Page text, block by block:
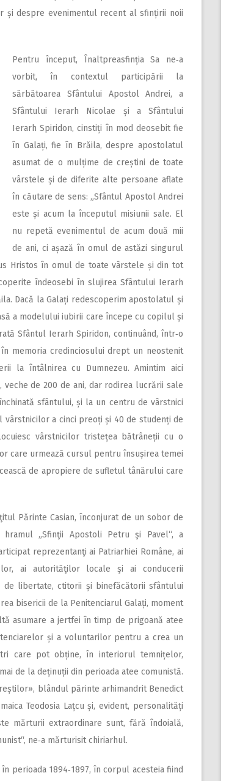
și despre evenimentul recent al sfințirii noii
Pentru început, Înaltprea­sfin­ția Sa ne‑a
vorbit, în contextul participării la
sărbătoarea Sfântului Apostol Andrei, a
Sfântului Ierarh Nicolae și a Sfântului
Ierarh Spiridon, cinstiți în mod deosebit fie
în Galați, fie în Brăila, despre apostolatul
asumat de o mulțime de creștini de toate
vârstele și de diferite alte persoane aflate
în căutare de sens: „Sfântul Apostol Andrei
este și acum la începutul misiunii sale. El
nu repetă evenimentul de acum două mii
de ani, ci așază în omul de astăzi singurul
Hristos în omul de toate vârstele și din tot
îndeosebi în slujirea Sfântului Ierarh
Dacă la Galați redescoperim apostolatul și
a modelului iubirii care începe cu copilul și
Sfântul Ierarh Spiridon, continuând, într‑o
memoria credinciosului drept un neostenit
la întâlnirea cu Dumnezeu. Amintim aici
de 200 de ani, dar rodirea lucrării sale
sfântului, și la un centru de vârstnici
a cinci preoți și 40 de studenți de
vârstnicilor tristețea bătrâneții cu o
care urmează cursul pentru însușirea temei
de apropiere de sufletul tânărului care
Părinte Casian, înconjurat de un sobor de
„Sfinţii Apostoli Petru şi Pavel“, a
reprezentanţi ai Patriarhiei Române, ai
ai autorităţilor locale şi ai conducerii
de libertate, ctitorii și binefăcătorii sfântului
bisericii de la Penitenciarul Galați, moment
asumare a jertfei în timp de prigoană atee
și a voluntarilor pentru a crea un
care pot obține, în interiorul temnițelor,
de la deținuții din perioada atee comunistă.
blândul părinte arhimandrit Benedict
Teodosia Lațcu și, evident, personalități
mărturii extraordinare sunt, fără îndoială,
ne‑a mărturisit chiriarhul.
perioada 1894‑1897, în corpul acesteia fiind